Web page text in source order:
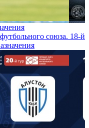
союза. 18-й